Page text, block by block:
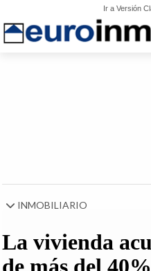
Ir a Versión
INMOBILIARIO
La vivienda